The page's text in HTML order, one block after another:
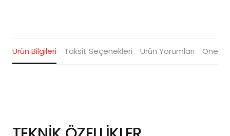
Ürün Bilgileri Taksit Seçenekleri Ürün Yorumları